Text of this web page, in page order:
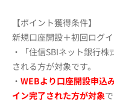
【ポイント獲得条件】
新規口座開設＋初回ログ
・「住信SBIネット銀行
される方が対象です。
・ WEBより口座開設申込
イン完了された方が対象で